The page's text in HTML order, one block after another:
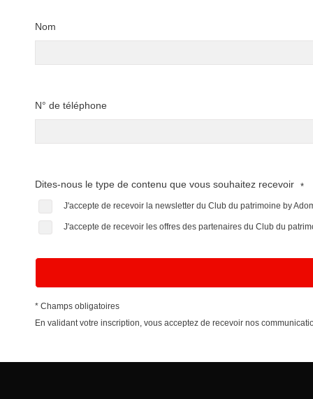
Nom
N° de téléphone
Dites-nous le type de contenu que vous souhaitez recevoir *
J'accepte de recevoir la newsletter du Club du patrimoine by
J'accepte de recevoir les offres des partenaires du Club du
* Champs obligatoires
En validant votre inscription, vous acceptez de recevoir nos